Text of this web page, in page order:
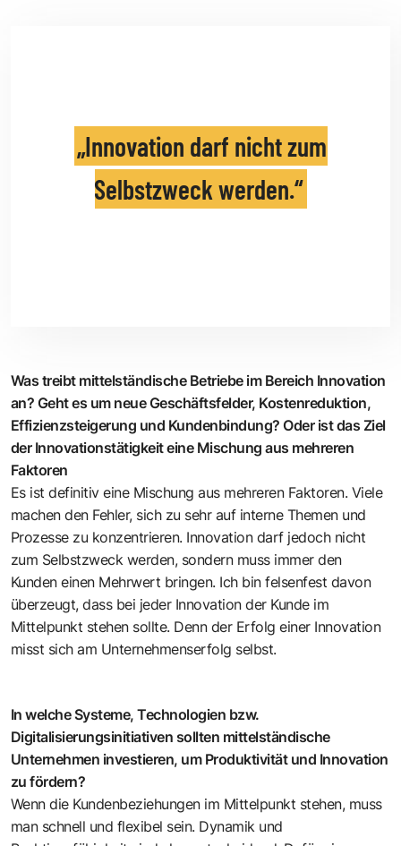
Innovation darf nicht zum
Selbstzweck werden.
Was treibt mittelständische Betriebe im Bereich Innovation
an? Geht es um neue Geschäftsfelder, Kostenreduktion,
Effizienzsteigerung und Kundenbindung? Oder ist das Ziel
der Innovationstätigkeit eine Mischung aus mehreren
Faktoren
Es ist definitiv eine Mischung aus mehreren Faktoren. Viele
machen den Fehler, sich zu sehr auf interne Themen und
Prozesse zu konzentrieren. Innovation darf jedoch nicht
zum Selbstzweck werden, sondern muss immer den
Kunden einen Mehrwert bringen. Ich bin felsenfest davon
überzeugt, dass bei jeder Innovation der Kunde im
Mittelpunkt stehen sollte. Denn der Erfolg einer Innovation
misst sich am Unternehmenserfolg selbst.
In welche Systeme, Technologien bzw.
Digitalisierungsinitiativen sollten mittelständische
Unternehmen investieren, um Produktivität und Innovation
zu fördern?
Wenn die Kundenbeziehungen im Mittelpunkt stehen, muss
man schnell und flexibel sein. Dynamik und